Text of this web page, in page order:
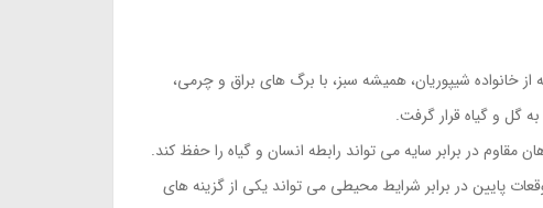
خانواده شیپوریان، همیشه سبز، با برگ های براق و چرمی،
گل و گیاه قرار گرفت.
مقاوم در برابر سایه می تواند رابطه انسان و گیاه را حفظ کند.
پایین در برابر شرایط محیطی می تواند یکی از گزینه های